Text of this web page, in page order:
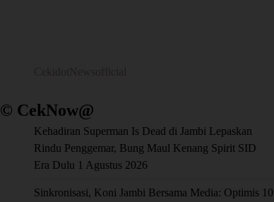
© CekNow@
Kehadiran Superman Is Dead di Jambi Lepaskan
Rindu Penggemar, Bung Maul Kenang Spirit SID
Era Dulu 1 Agustus 2026
Sinkronisasi, Koni Jambi Bersama Media: Optimis 10